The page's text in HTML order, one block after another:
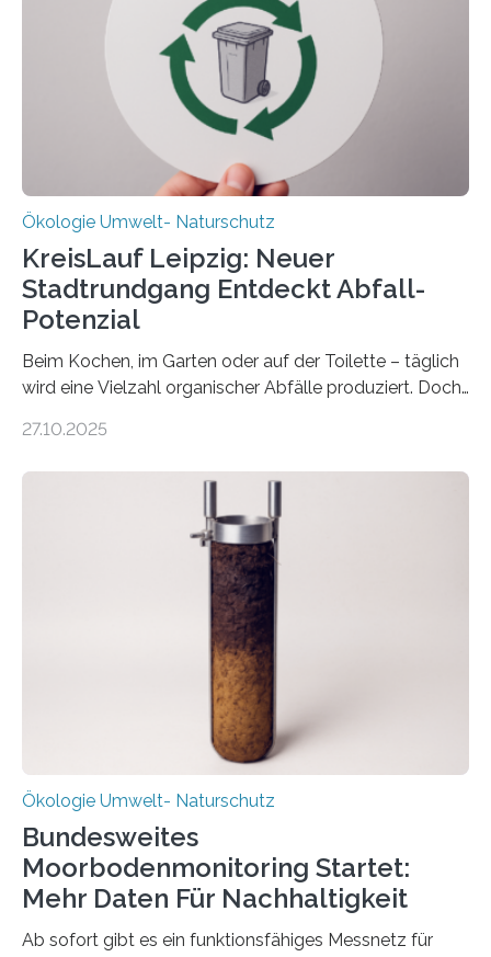
(DFG) fördert das Anfang 2019 gestartete
Forschungsprojekt an der Universität Oldenburg für
zwei weitere Jahre mit rund 1,2 Millionen Euro. „Wir
freuen uns sehr über…
Ökologie Umwelt- Naturschutz
KreisLauf Leipzig: Neuer
Stadtrundgang Entdeckt Abfall-
Potenzial
Beim Kochen, im Garten oder auf der Toilette – täglich
wird eine Vielzahl organischer Abfälle produziert. Doch
Potenzial nur dann entfalten können, wenn sie in
Veränderung der Wirtschaft wichtig ist, zeigt der vom
Deutschen Biomasseforschungszentrum und der
Stadtreinigung Leipzig konzipierte und am 24. Oktober
2025 offiziell eingeweihte Stadtrundgang „KreisLauf“. Er
ist ab sofort im Leipziger Stadtgebiet…
27.10.2025
Ökologie Umwelt- Naturschutz
Bundesweites
Moorbodenmonitoring Startet:
Mehr Daten Für Nachhaltigkeit
Ab sofort gibt es ein funktionsfähiges Messnetz für